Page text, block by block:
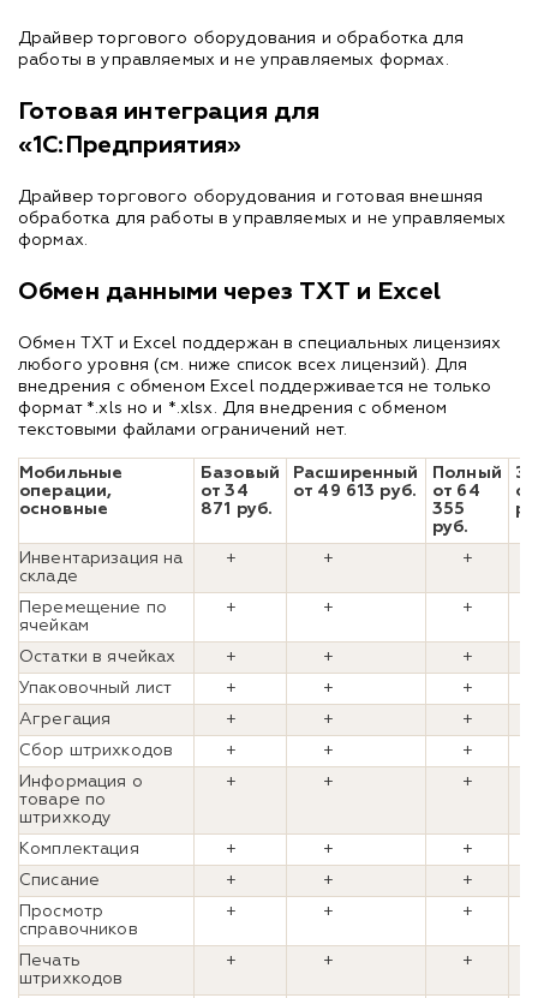
Драйвер торгового оборудования и обработка для
работы в управляемых и не управляемых формах.
Готовая интеграция для
«1С:Предприятия»
Драйвер торгового оборудования и готовая внешняя
обработка для работы в управляемых и не управляемых
формах.
Обмен данными через TXT и Excel
Обмен TXT и Excel поддержан в специальных лицензиях
любого уровня (см. ниже список всех лицензий). Для
внедрения с обменом Excel поддерживается не только
формат *.xls но и *.xlsx. Для внедрения с обменом
текстовыми файлами ограничений нет.
Мобильные
операции,
основные
Базовый
от 34
871 руб.
Расширенный
от 49 613 руб.
Полный
от 64
355
руб.
Инвентаризация на
складе
+ + +
Перемещение по
ячейкам
+ + +
Остатки в ячейках + + +
Упаковочный лист
+ + +
Агрегация
+ + +
Сбор штрихкодов
+ + +
Информация о
товаре по
штрихкоду
+ + +
Комплектация + + +
Списание
+ + +
Просмотр
справочников
+ + +
Печать
штрихкодов
+ + +